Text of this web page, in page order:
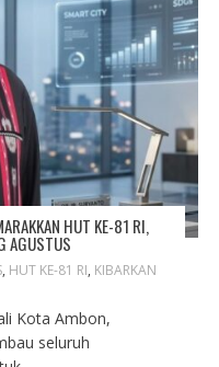
HUT KE-81 RI,
AGUSTUS
, HUT KE-81 RI, KIBARKAN
Kota Ambon,
seluruh